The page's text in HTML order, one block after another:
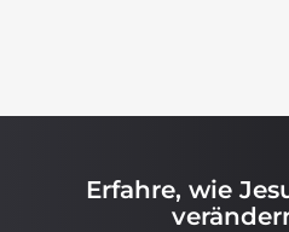
Erfahre, wie